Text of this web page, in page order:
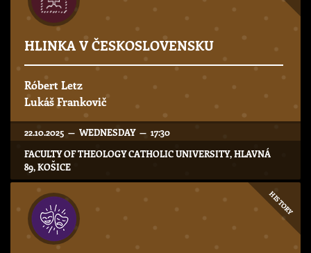
HLINKA V ČESKOSLOVENSKU
Róbert Letz
Lukáš Frankovič
22.10.2025 — WEDNESDAY — 17:30
FACULTY OF THEOLOGY CATHOLIC UNIVERSITY, HLAVNÁ
89, KOŠICE
HISTORY